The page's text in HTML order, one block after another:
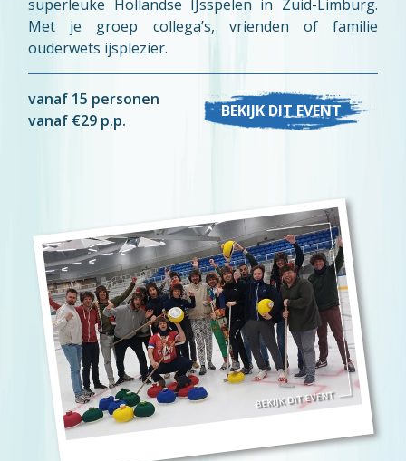
superleuke Hollandse IJsspelen in Zuid-Limburg.
Met je groep collega’s, vrienden of familie
ouderwets ijsplezier.
vanaf 15 personen
vanaf €29 p.p.
BEKIJK DIT EVENT